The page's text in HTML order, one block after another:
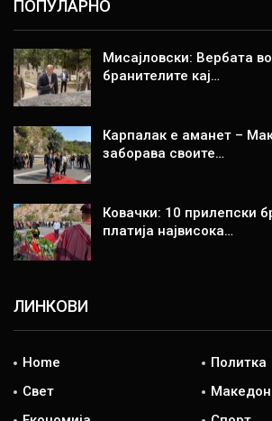
ПОПУЛАРНО
Мисајловски: Вербата
бранителите кај…
Карпалак е аманет –
заборава своите…
Ковачки: 10 прилепски
платија највисока…
ЛИНКОВИ
Home
Политка
Свет